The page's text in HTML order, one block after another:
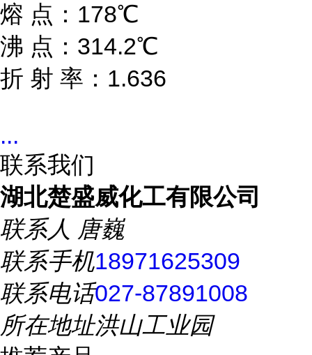
熔 点：178℃
沸 点：314.2℃
折 射 率：1.636
...
联系我们
湖北楚盛威化工有限公司
联系人 唐巍
联系手机18971625309
联系电话027-87891008
所在地址洪山工业园